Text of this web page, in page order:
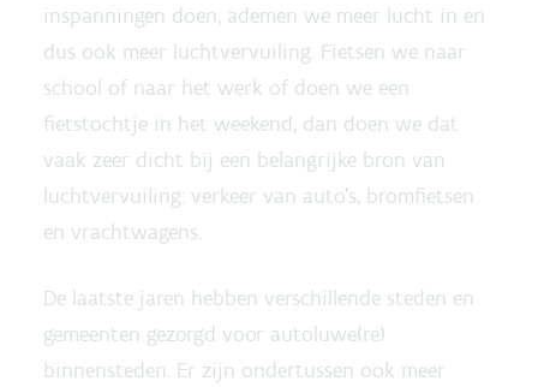
inspanningen doen, ademen we meer lucht in en
dus ook meer luchtvervuiling. Fietsen we naar
school of naar het werk of doen we een
fietstochtje in het weekend, dan doen we dat
vaak zeer dicht bij een belangrijke bron van
luchtvervuiling: verkeer van auto’s, bromfietsen
en vrachtwagens.
De laatste jaren hebben verschillende steden en
gemeenten gezorgd voor autoluwe(re)
binnensteden. Er zijn ondertussen ook meer